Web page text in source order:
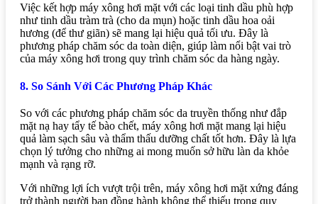
Việc kết hợp máy xông hơi mặt với các loại tinh dầu phù hợp
như tinh dầu tràm trà (cho da mụn) hoặc tinh dầu hoa oải
hương (để thư giãn) sẽ mang lại hiệu quả tối ưu. Đây là
phương pháp chăm sóc da toàn diện, giúp làm nổi bật vai trò
của máy xông hơi trong quy trình chăm sóc da hàng ngày.
8. So Sánh Với Các Phương Pháp Khác
So với các phương pháp chăm sóc da truyền thống như đắp
mặt nạ hay tẩy tế bào chết, máy xông hơi mặt mang lại hiệu
quả làm sạch sâu và thẩm thấu dưỡng chất tốt hơn. Đây là lựa
chọn lý tưởng cho những ai mong muốn sở hữu làn da khỏe
mạnh và rạng rỡ.
Với những lợi ích vượt trội trên, máy xông hơi mặt xứng đáng
trở thành người bạn đồng hành không thể thiếu trong quy